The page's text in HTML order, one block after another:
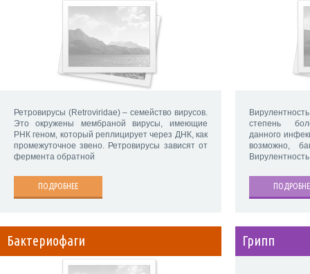
Ретровирусы (Retroviridae) – семейство вирусов.
Это окружены мембраной вирусы, имеющие
РНК геном, который реплицирует через ДНК, как
промежуточное звено. Ретровирусы зависят от
фермента обратной
ПОДРОБНЕЕ
степень
данного
возможно,
Бактериофаги Грипп